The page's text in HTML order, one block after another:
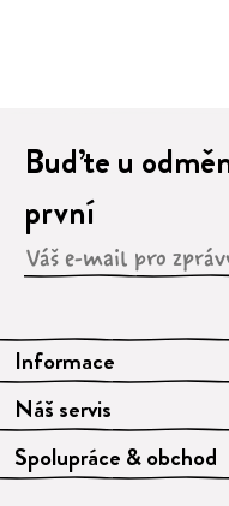
Informace
Náš servis
Spolupráce & obchod
Buďte u
první